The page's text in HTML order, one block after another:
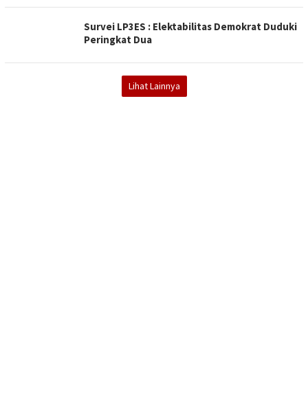
Survei LP3ES : Elektabilitas Demokrat Duduki
Peringkat Dua
Lihat Lainnya